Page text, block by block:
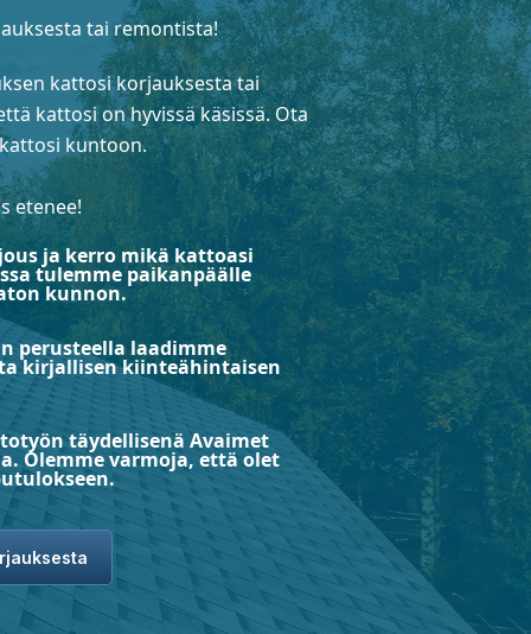
tai remontista!
kattosi korjauksesta tai
kattosi on hyvissä käsissä. Ota
kuntoon.
etenee!
ja kerro mikä kattoasi
tulemme paikanpäälle
kunnon.
perusteella laadimme
kirjallisen kiinteähintaisen
täydellisenä Avaimet
Olemme varmoja, että olet